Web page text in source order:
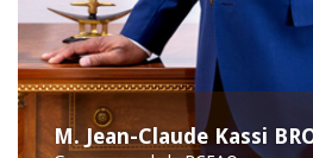
M. Jean-Claude Kassi